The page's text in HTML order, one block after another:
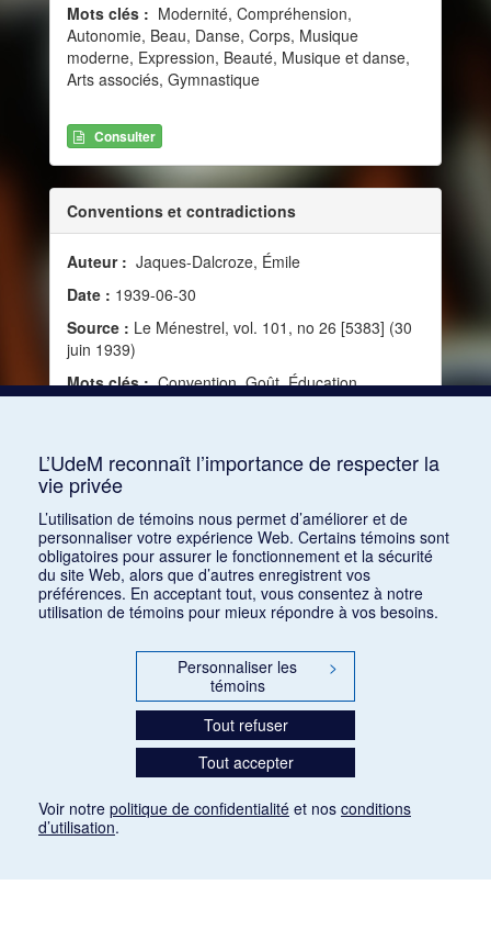
Mots clés : Modernité, Compréhension,
Autonomie, Beau, Danse, Corps, Musique
moderne, Expression, Beauté, Musique et danse,
Arts associés, Gymnastique
Consulter
Conventions et contradictions
Auteur : Jaques-Dalcroze, Émile
Date : 1939-06-30
Source : Le Ménestrel, vol. 101, no 26 [5383] (30
juin 1939)
Mots clés :Convention, Goût, Éducation,
L’UdeM reconnaît l’importance de respecter la
vie privée
L’utilisation de témoins nous permet d’améliorer et de
personnaliser votre expérience Web. Certains témoins sont
obligatoires pour assurer le fonctionnement et la sécurité
du site Web, alors que d’autres enregistrent vos
préférences. En acceptant tout, vous consentez à notre
utilisation de témoins pour mieux répondre à vos besoins.
Personnaliser les
témoins
>
Tout refuser
Tout accepter
Voir notre politique de confidentialité et nos conditions
d’utilisation.